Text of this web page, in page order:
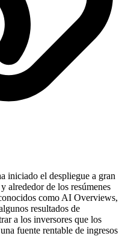
iniciado el despliegue a gran
alrededor de los resúmenes
como AI Overviews,
resultados de
a los inversores que los
fuente rentable de ingresos